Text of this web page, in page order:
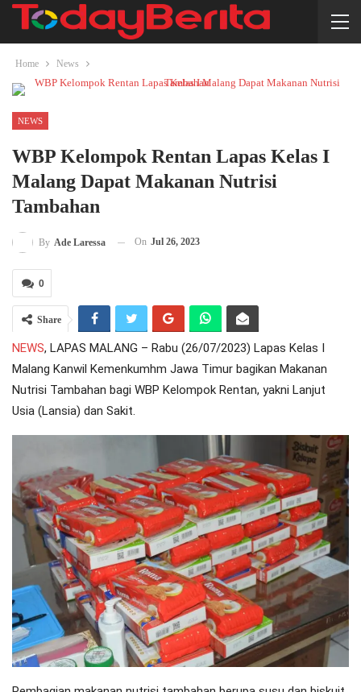
Home News
NEWS
WBP Kelompok Rentan Lapas Kelas I
Malang Dapat Makanan Nutrisi
Tambahan
By Ade Laressa On Jul 26, 2023
0
Share
NEWS, LAPAS MALANG – Rabu (26/07/2023) Lapas Kelas I
Malang Kanwil Kemenkumhm Jawa Timur bagikan Makanan
Nutrisi Tambahan bagi WBP Kelompok Rentan, yakni Lanjut
Usia (Lansia) dan Sakit.